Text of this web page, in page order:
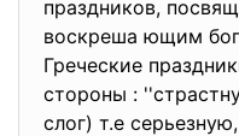
праздников,
воскреша ющим
Греческие
стороны :
слог) т.е